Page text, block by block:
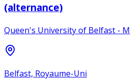
(alternance)
Queen's University of Belfast -
Belfast, Royaume-Uni